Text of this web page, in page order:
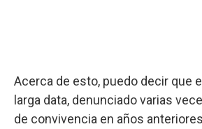
Acerca de esto, puedo decir que
larga data, denunciado varias
de convivencia en años